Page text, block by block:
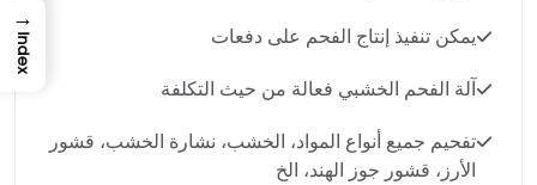
يمكن تنفيذ إنتاج الفحم على دفعات
آلة الفحم الخشبي فعالة من حيث التكلفة
تفحيم جميع أنواع المواد، الخشب، نشارة الخشب، قشور
الأرز، قشور جوز الهند، الخ
→
Index